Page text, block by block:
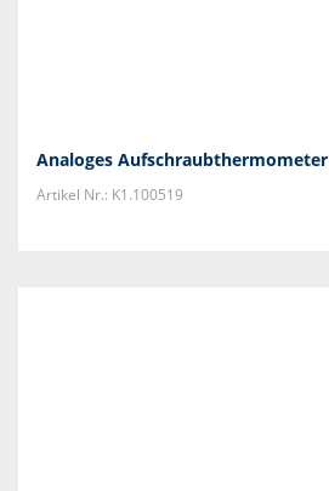
Analoges Aufschraubthermometer
Artikel Nr.: K1.100519